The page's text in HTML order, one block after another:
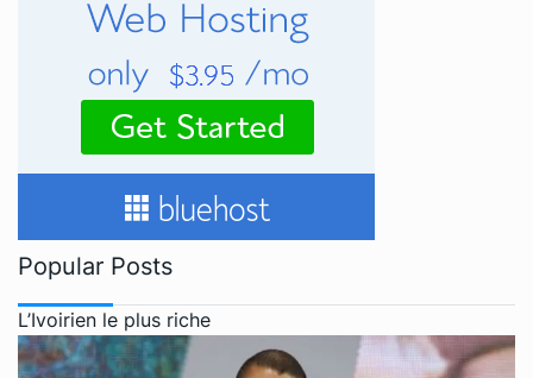
Popular Posts
L’Ivoirien le plus riche